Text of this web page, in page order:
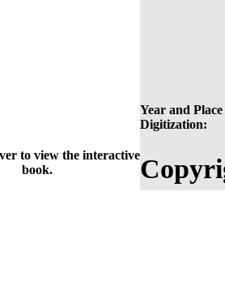
Year and
Digitization:
to view the interactive
book.